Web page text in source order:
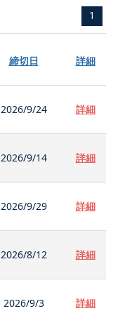
1
締切日 詳細
2026/9/24 詳細
2026/9/14 詳細
2026/9/29 詳細
2026/8/12 詳細
2026/9/3 詳細